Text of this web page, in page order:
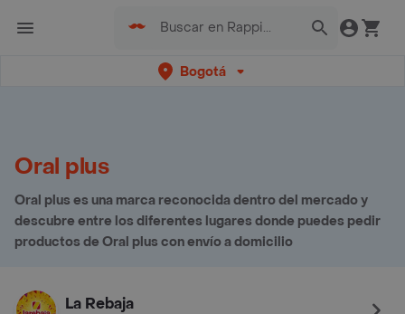
Bogotá
Oral plus
Oral plus es una marca reconocida dentro del mercado y
descubre entre los diferentes lugares donde puedes pedir
productos de Oral plus con envío a domicilio
La Rebaja